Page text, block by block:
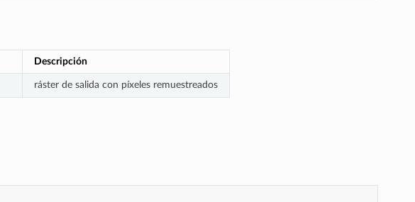
Descripción
ráster de salida con píxeles remuestreados